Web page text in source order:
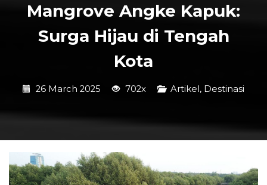
Mangrove Angke Kapuk:
Surga Hijau di Tengah
Kota
26 March 2025 702x Artikel, Destinasi